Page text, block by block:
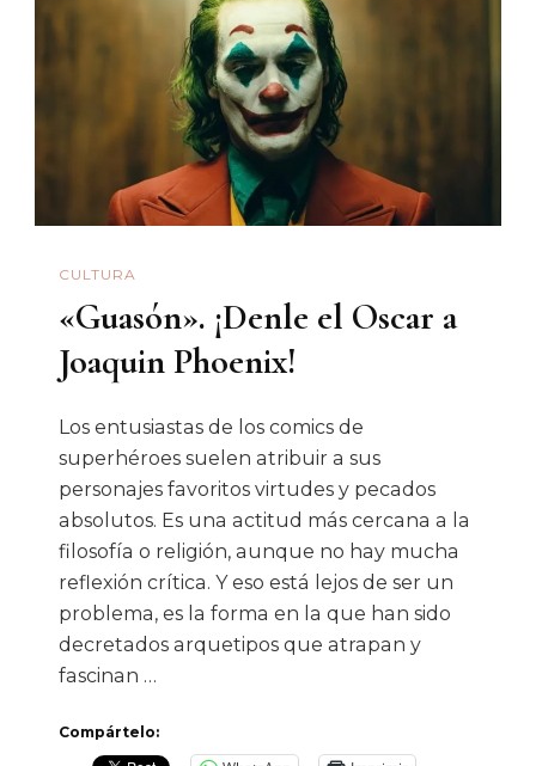
CULTURA
«Guasón». ¡Denle el Oscar a
Joaquin Phoenix!
Los entusiastas de los comics de
superhéroes suelen atribuir a sus
personajes favoritos virtudes y pecados
absolutos. Es una actitud más cercana a la
filosofía o religión, aunque no hay mucha
reflexión crítica. Y eso está lejos de ser un
problema, es la forma en la que han sido
decretados arquetipos que atrapan y
fascinan …
Compártelo: